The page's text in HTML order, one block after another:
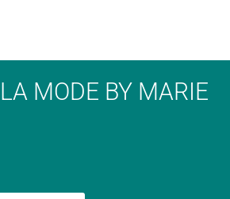
MODE BY MARIE